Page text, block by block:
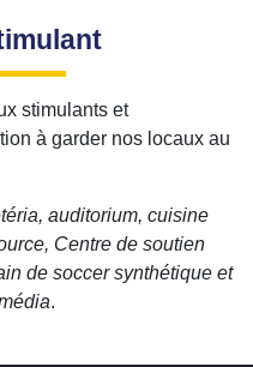
stimulants et
à garder nos locaux au
auditorium, cuisine
Centre de soutien
de soccer synthétique et
.